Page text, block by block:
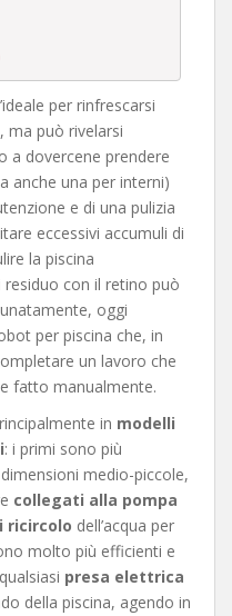
per rinfrescarsi
ma può rivelarsi
a dovercene prendere
anche una per interni)
e di una pulizia
eccessivi accumuli di
la piscina
con il retino può
oggi
per piscina che, in
un lavoro che
fatto manualmente.
in modelli
: i primi sono più
medio-piccole,
collegati alla pompa
ricircolo dell’acqua per
molto più efficienti e
presa elettrica
della piscina, agendo in